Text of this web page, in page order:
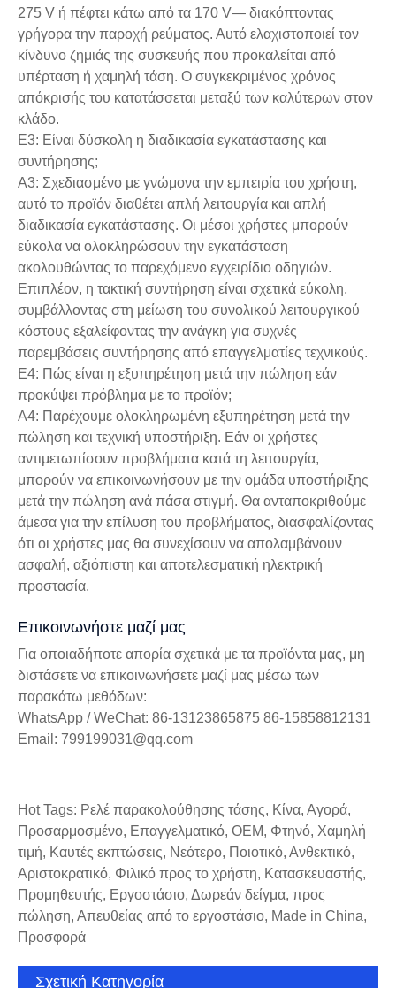
275 V ή πέφτει κάτω από τα 170 V— διακόπτοντας
γρήγορα την παροχή ρεύματος. Αυτό ελαχιστοποιεί τον
κίνδυνο ζημιάς της συσκευής που προκαλείται από
υπέρταση ή χαμηλή τάση. Ο συγκεκριμένος χρόνος
απόκρισής του κατατάσσεται μεταξύ των καλύτερων στον
κλάδο.
Ε3: Είναι δύσκολη η διαδικασία εγκατάστασης και
συντήρησης;
A3: Σχεδιασμένο με γνώμονα την εμπειρία του χρήστη,
αυτό το προϊόν διαθέτει απλή λειτουργία και απλή
διαδικασία εγκατάστασης. Οι μέσοι χρήστες μπορούν
εύκολα να ολοκληρώσουν την εγκατάσταση
ακολουθώντας το παρεχόμενο εγχειρίδιο οδηγιών.
Επιπλέον, η τακτική συντήρηση είναι σχετικά εύκολη,
συμβάλλοντας στη μείωση του συνολικού λειτουργικού
κόστους εξαλείφοντας την ανάγκη για συχνές
παρεμβάσεις συντήρησης από επαγγελματίες τεχνικούς.
Ε4: Πώς είναι η εξυπηρέτηση μετά την πώληση εάν
προκύψει πρόβλημα με το προϊόν;
A4: Παρέχουμε ολοκληρωμένη εξυπηρέτηση μετά την
πώληση και τεχνική υποστήριξη. Εάν οι χρήστες
αντιμετωπίσουν προβλήματα κατά τη λειτουργία,
μπορούν να επικοινωνήσουν με την ομάδα υποστήριξης
μετά την πώληση ανά πάσα στιγμή. Θα ανταποκριθούμε
άμεσα για την επίλυση του προβλήματος, διασφαλίζοντας
ότι οι χρήστες μας θα συνεχίσουν να απολαμβάνουν
ασφαλή, αξιόπιστη και αποτελεσματική ηλεκτρική
προστασία.
Επικοινωνήστε μαζί μας
Για οποιαδήποτε απορία σχετικά με τα προϊόντα μας, μη
διστάσετε να επικοινωνήσετε μαζί μας μέσω των
παρακάτω μεθόδων:
WhatsApp / WeChat: 86-13123865875 86-15858812131
Email: 799199031@qq.com
Hot Tags: Ρελέ παρακολούθησης τάσης, Κίνα, Αγορά,
Προσαρμοσμένο, Επαγγελματικό, OEM, Φτηνό, Χαμηλή
τιμή, Καυτές εκπτώσεις, Νεότερο, Ποιοτικό, Ανθεκτικό,
Αριστοκρατικό, Φιλικό προς το χρήστη, Κατασκευαστής,
Προμηθευτής, Εργοστάσιο, Δωρεάν δείγμα, προς
πώληση, Απευθείας από το εργοστάσιο, Made in China,
Προσφορά
Σχετική Κατηγορία